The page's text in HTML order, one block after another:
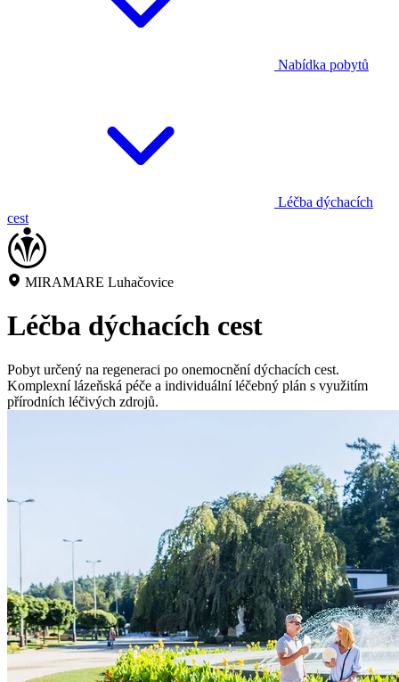
Nabídka pobytů
Léčba dýchacích
cest
MIRAMARE Luhačovice
Léčba dýchacích cest
Pobyt určený na regeneraci po onemocnění dýchacích cest.
Komplexní lázeňská péče a individuální léčebný plán s využitím
přírodních léčivých zdrojů.